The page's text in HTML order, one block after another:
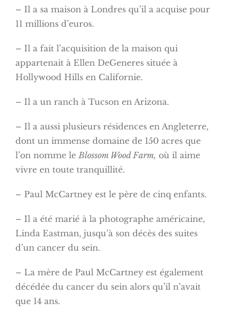
– Il a sa maison à Londres qu’il a acquise pour
11 millions d’euros.
– Il a fait l’acquisition de la maison qui
appartenait à Ellen DeGeneres située à
Hollywood Hills en Californie.
– Il a un ranch à Tucson en Arizona.
– Il a aussi plusieurs résidences en Angleterre,
dont un immense domaine de 150 acres que
l’on nomme leBlossom Wood Farm, où il aime
vivre en toute tranquillité.
– Paul McCartney est le père de cinq enfants.
– Il a été marié à la photographe américaine,
Linda Eastman, jusqu’à son décès des suites
d’un cancer du sein.
– La mère de Paul McCartney est également
décédée du cancer du sein alors qu’il n’avait
que 14 ans.